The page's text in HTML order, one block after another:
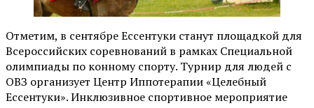
Отметим, в сентябре Ессентуки станут площадкой для
Всероссийских соревнований в рамках Специальной
олимпиады по конному спорту. Турнир для людей с
ОВЗ организует Центр Иппотерапии «Целебный
Ессентуки». Инклюзивное спортивное мероприятие